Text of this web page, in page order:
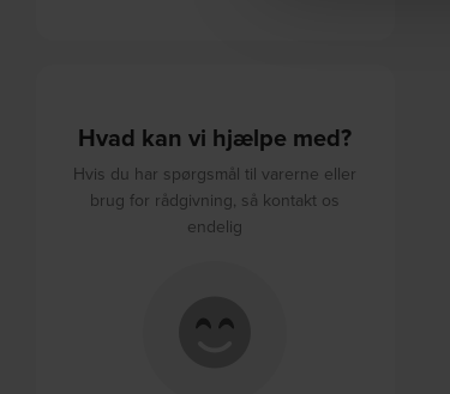
Hvad kan vi hjælpe med?
Hvis du har spørgsmål til varerne eller
brug for rådgivning, så kontakt os
endelig